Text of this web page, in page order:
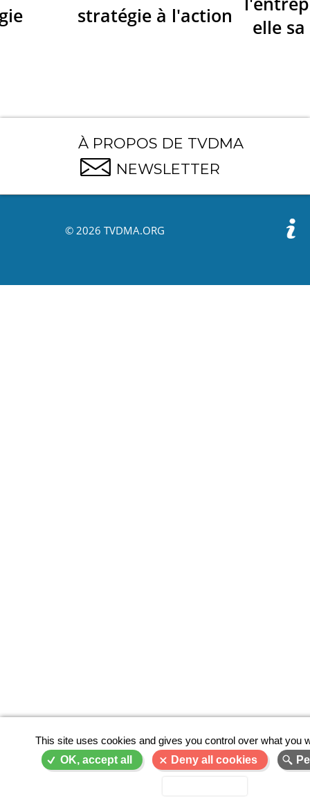
stratégie à l'action
elle
À PROPOS DE TVDMA
NEWSLETTER
© 2026 TVDMA.ORG
This site uses cookies and gives you control over what you
OK, accept all
Deny all cookies